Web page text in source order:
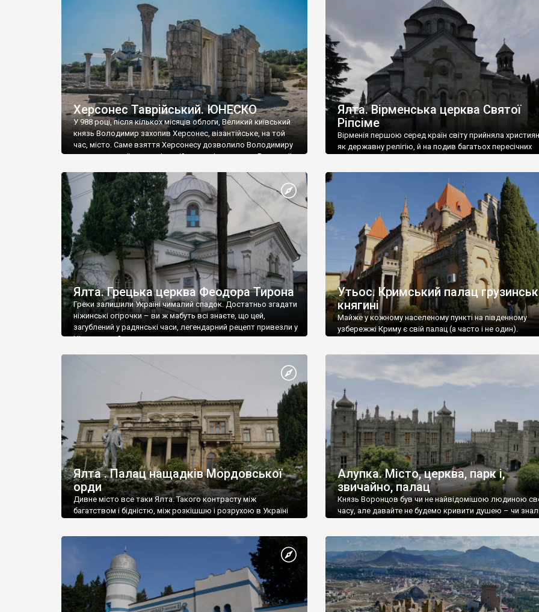
візантійської доби. Раритети викрадені з фондів об’єкту
культурної спадщини ЮНЕСКО «Херсонеса Таврійського».
Офіційно – на виставку «Золото Візантії», але експерти та
влада в Україні вважають це лише […]
називаються «повстяками» (postaki)…” “Вино. Крим
виробляє відмінне вино і його вдосталь: воно все
легке біле і дуже […]
Херсонес Таврійський. ЮНЕСКО
У 988 році, після кількох місяців облоги, Великий київський
князь Володимир захопив Херсонес, візантійське, на той
час, місто. Саме взяття Херсонесу дозволило Володимиру
диктувати свої умови візантійському імператору Василю ІІ,
Херсонесі Володимир-язичник, став Василем-
християнином. А потім було Хрещення Русі. На честь
Херсонесу Таврійського названо місто […]
Ялта. Вірменська церква Святої
Ріпсіме
Вірменія першою серед країн світу прийняла
як державну релігію, й на подив багатьох пересічних
Ялта. Грецька церква Феодора Тирона
Греки залишили Україні чималий спадок. Достатньо згадати
ніжинські огірочки – ви ж мабуть всі знаєте, що цей,
загублений у радянські часи, легендарний рецепт привезли у
Ніжин греки?
Утьос. Кримський палац
княгині
Майже у кожному населеному пункті на південному
узбережжі Криму є свій палац (а часто і не один).
Ялта . Палац нащадків Мордовської
орди
Дивне місто все таки Ялта. Такого контрасту між
багатством і бідністю, між розкішшю і розрухою в Україні
Алупка. Місто, церква, парк і,
звичайно, палац
Князь Воронцов був чи не найвідомішою людиною
часу, але давайте не будемо кривити душею – чи